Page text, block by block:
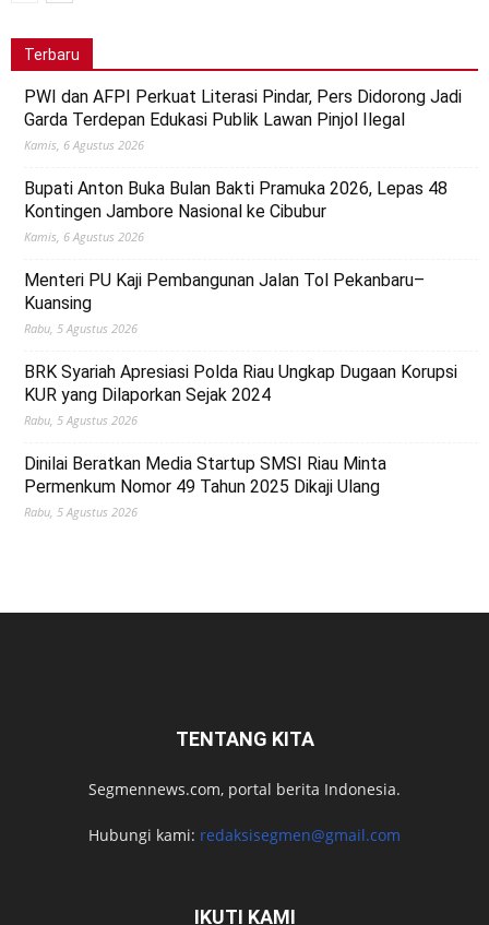
Terbaru
PWI dan AFPI Perkuat Literasi Pindar, Pers Didorong Jadi
Garda Terdepan Edukasi Publik Lawan Pinjol Ilegal
Kamis, 6 Agustus 2026
Bupati Anton Buka Bulan Bakti Pramuka 2026, Lepas 48
Kontingen Jambore Nasional ke Cibubur
Kamis, 6 Agustus 2026
Menteri PU Kaji Pembangunan Jalan Tol Pekanbaru–
Kuansing
Rabu, 5 Agustus 2026
BRK Syariah Apresiasi Polda Riau Ungkap Dugaan Korupsi
KUR yang Dilaporkan Sejak 2024
Rabu, 5 Agustus 2026
Dinilai Beratkan Media Startup SMSI Riau Minta
Permenkum Nomor 49 Tahun 2025 Dikaji Ulang
Rabu, 5 Agustus 2026
TENTANG KITA
Segmennews.com, portal berita Indonesia.
Hubungi kami: redaksisegmen@gmail.com
IKUTI KAMI